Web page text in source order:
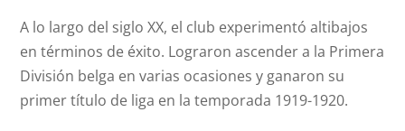
A lo largo del siglo XX, el club experimentó altibajos
en términos de éxito. Lograron ascender a la Primera
División belga en varias ocasiones y ganaron su
primer título de liga en la temporada 1919-1920.